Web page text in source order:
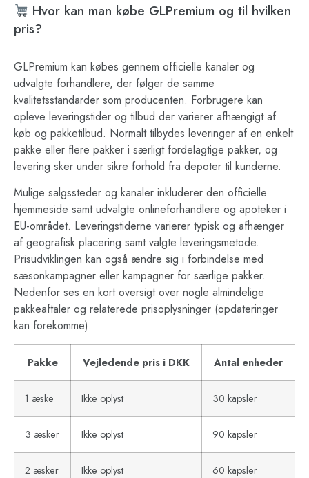
Hvor kan man købe GLPremium og til hvilken
pris?
GLPremium kan købes gennem officielle kanaler og
udvalgte forhandlere, der følger de samme
kvalitetsstandarder som producenten. Forbrugere kan
opleve leveringstider og tilbud der varierer afhængigt af
køb og pakketilbud. Normalt tilbydes leveringer af en enkelt
pakke eller flere pakker i særligt fordelagtige pakker, og
levering sker under sikre forhold fra depoter til kunderne.
Mulige salgssteder og kanaler inkluderer den officielle
hjemmeside samt udvalgte onlineforhandlere og apoteker i
EU-området. Leveringstiderne varierer typisk og afhænger
af geografisk placering samt valgte leveringsmetode.
Prisudviklingen kan også ændre sig i forbindelse med
sæsonkampagner eller kampagner for særlige pakker.
Nedenfor ses en kort oversigt over nogle almindelige
pakkeaftaler og relaterede prisoplysninger (opdateringer
kan forekomme).
Pakke Vejledende pris i DKK Antal enheder
1 æske Ikke oplyst 30 kapsler
3 æsker Ikke oplyst 90 kapsler
2 æsker Ikke oplyst 60 kapsler